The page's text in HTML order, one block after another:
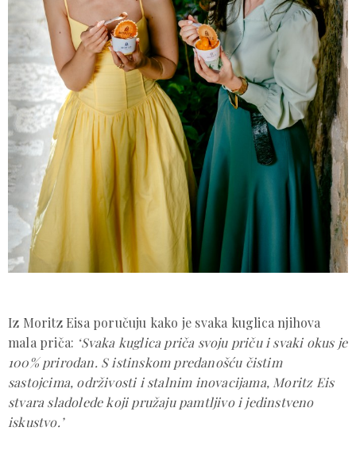
Iz Moritz Eisa poručuju kako je svaka kuglica njihova
mala priča: ‘Svaka kuglica priča svoju priču i svaki okus je
100% prirodan. S istinskom predanošću čistim
sastojcima, održivosti i stalnim inovacijama, Moritz Eis
stvara sladolede koji pružaju pamtljivo i jedinstveno
iskustvo.’